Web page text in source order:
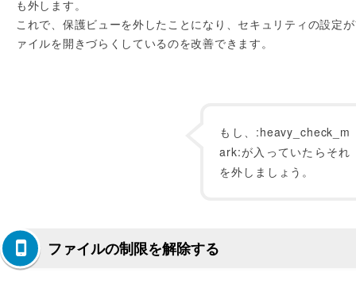
も外します。
これで、保護ビューを外したことになり、セキュリティの設定
ァイルを開きづらくしているのを改善できます。
もし、:heavy_check_m
ark:が入っていたらそれ
を外しましょう。
ファイルの制限を解除する